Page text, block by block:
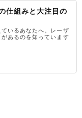
仕組みと大注目の
いるあなたへ。レーザ
あるのを知っています